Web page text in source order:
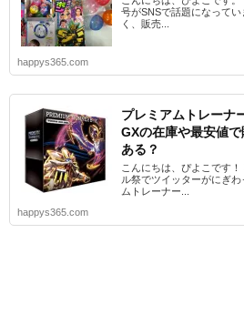
号がSNSで話題になって
く、販売...
happys365.com
プレミアムトレーナ
GXの在庫や最安値
ある？
こんにちは、ぴよこです
ル祭でツイッターがにぎ
ムトレーナー...
happys365.com